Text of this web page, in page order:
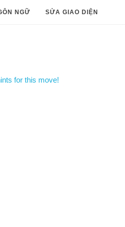
NGỮ SỬA GIAO DIỆN
for this move!